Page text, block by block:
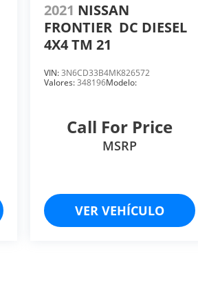
2021 NISSAN
FRONTIER DC DIESEL
4X4 TM 21
VIN:3N6CD33B4MK826572
Valores:348196Modelo:
Call For Price
MSRP
VER VEHÍCULO